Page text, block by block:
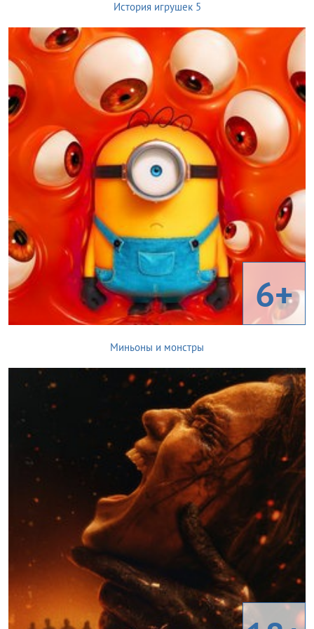
История игрушек 5
6+
Миньоны и монстры